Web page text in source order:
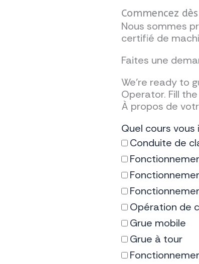
Commencez
Nous sommes
certifié de
Faites une
We’re ready to
Operator. Fill
À propos de
Quel cours vous
Conduite de
Opération de
Grue mobile
Grue à tour